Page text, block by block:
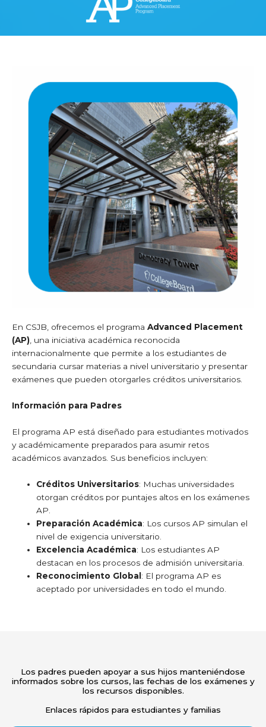
reconocida
internacionalmente
INGRESAR A LA PLATAFORMA
En CSJB, ofrecemos el programa Advanced Placement
(AP) , una iniciativa académica reconocida
internacionalmente que permite a los estudiantes de
secundaria cursar materias a nivel universitario y presentar
exámenes que pueden otorgarles créditos universitarios.
Información para Padres
El programa AP está diseñado para estudiantes motivados
y académicamente preparados para asumir retos
académicos avanzados. Sus beneficios incluyen:
Créditos Universitarios: Muchas universidades
otorgan créditos por puntajes altos en los exámenes
AP.
Preparación Académica: Los cursos AP simulan el
nivel de exigencia universitario.
Excelencia Académica: Los estudiantes AP
destacan en los procesos de admisión universitaria.
Reconocimiento Global : El programa AP es
aceptado por universidades en todo el mundo.
Los padres pueden apoyar a sus hijos manteniéndose
informados sobre los cursos, las fechas de los exámenes y
los recursos disponibles.
Enlaces rápidos para estudiantes y familias